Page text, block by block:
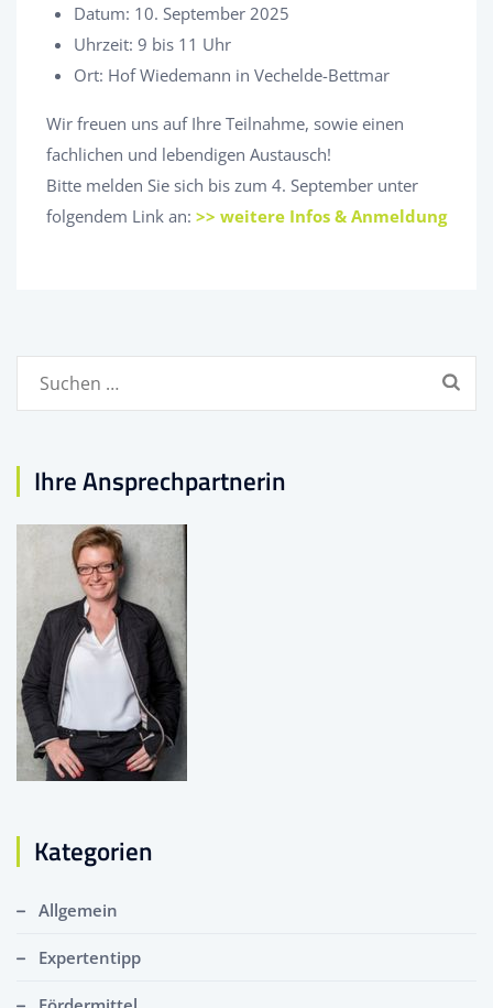
Datum: 10. September 2025
Uhrzeit: 9 bis 11 Uhr
Ort: Hof Wiedemann in Vechelde-Bettmar
Wir freuen uns auf Ihre Teilnahme, sowie einen
fachlichen und lebendigen Austausch!
Bitte melden Sie sich bis zum 4. September unter
folgendem Link an: >> weitere Infos & Anmeldung
Ihre Ansprechpartnerin
Kategorien
Allgemein
Expertentipp